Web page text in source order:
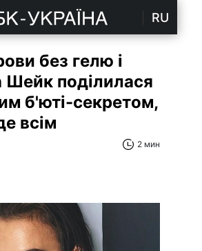
RU
без гелю і
Шейк поділилася
б'юті-секретом,
всім
2 мин